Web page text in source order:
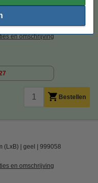
en omschrijving
Bestellen
(LxB) geel 999058
en omschrijving